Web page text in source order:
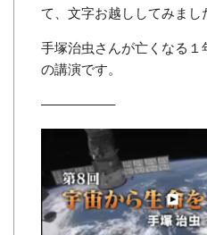
て、文字お越ししてみまし
手塚治虫さんが亡くなる
の講演です。
—————–